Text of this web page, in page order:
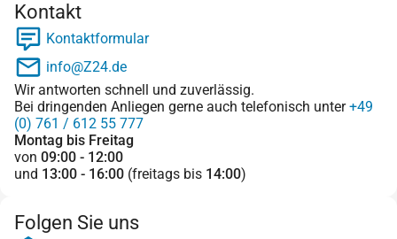
Kontakt
Kontaktformular
info@Z24.de
Wir antworten schnell und zuverlässig.
Bei dringenden Anliegen gerne auch telefonisch unter+49
(0) 761 / 612 55 777
Montag bis Freitag
von 09:00 - 12:00
und 13:00 - 16:00 (freitags bis 14:00)
Folgen Sie uns